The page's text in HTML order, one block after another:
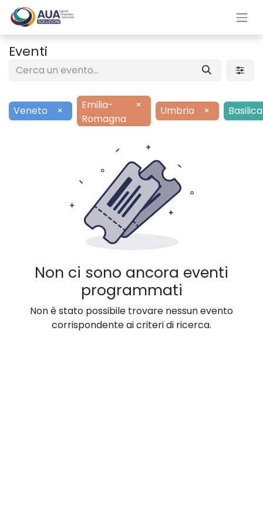
Eventi
Veneto ×
Emilia-
Romagna
× Umbria ×
Non ci sono ancora eventi
programmati
Non è stato possibile trovare nessun evento
corrispondente ai criteri di ricerca.